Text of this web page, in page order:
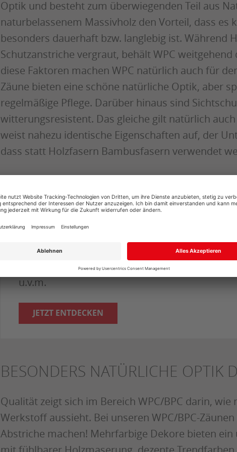
Optik und besteht zum überwiegenden Teil aus
naturbelassenem Massivholz den Vorteil, dass es
besonders dauerhaft bzw. langlebig ist. Während
Schutzanstriche vergraut, behält WPC
diese Faktoren machen WPC natürlich auch für
Zäune bieten eine schöne natürliche Optik, aber
regelmäßige Pflege. Darüber hinaus sind
witterungsresistent. Das gleiche gilt natürlich
weist nahezu identische Eigenschaften auf, der
dass statt Holzfasern Bambusfasern verwendet
BEHA - GARTEN EDITION
Ideen für Ihren Garten ✓Terrassen ✓Zäune
u.v.m.
JETZT ENTDECKEN
BESONDERS NATÜRLICHE OPTIK
Qualität zeigt sich im Bereich WPC/BPC darin,
Werkstoff aussieht. Bei unseren WPC/BPC-
Abstriche machen! Mehrfarbige Dekore bieten